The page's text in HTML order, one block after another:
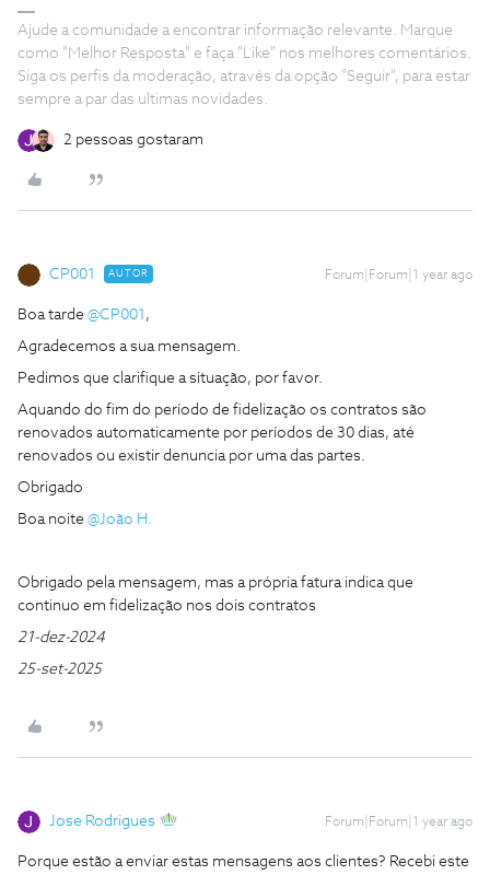
Ajude a comunidade a encontrar informação relevante. Marque
como "Melhor Resposta" e faça "Like" nos melhores comentários.
Siga os perfis da moderação, através da opção "Seguir", para estar
sempre a par das ultimas novidades.
2 pessoas gostaram
CP001 AUTOR Forum|Forum|1 year ago
Boa tarde @CP001 ,
Agradecemos a sua mensagem.
Pedimos que clarifique a situação, por favor.
Aquando do fim do período de fidelização os contratos são
renovados automaticamente por períodos de 30 dias, até
renovados ou existir denuncia por uma das partes.
Obrigado
Boa noite @João H.
Obrigado pela mensagem, mas a própria fatura indica que
continuo em fidelização nos dois contratos
21-dez-2024
25-set-2025
Jose Rodrigues Forum|Forum|1 year ago
Porque estão a enviar estas mensagens aos clientes? Recebi este